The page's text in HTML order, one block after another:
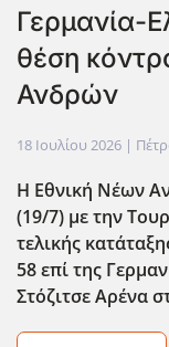
Γερμανία-
θέση
Ανδρών
18 Ιουλίου 2026 |
Η Εθνική Νέων
(19/7) με την
τελικής
58 επί της
Στόζιτσε Αρένα